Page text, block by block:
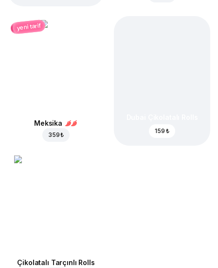
yeni tarif
Meksika
359 ₺
159 ₺
Çikolatalı Tarçınlı Rolls